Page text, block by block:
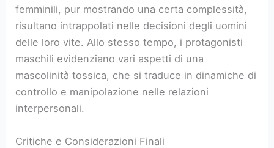
femminili, pur mostrando una certa complessità,
risultano intrappolati nelle decisioni degli uomini
delle loro vite. Allo stesso tempo, i protagonisti
maschili evidenziano vari aspetti di una
mascolinità tossica, che si traduce in dinamiche di
controllo e manipolazione nelle relazioni
interpersonali.
Critiche e Considerazioni Finali